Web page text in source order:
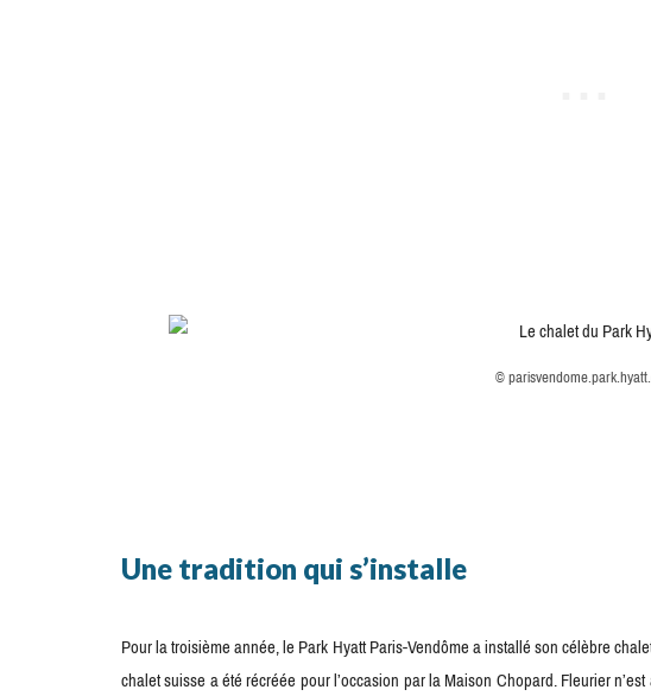
©
Une tradition qui s’installe
Pour la troisième année, le Park Hyatt Paris-Vendôme a installé son célèbre
chalet suisse a été récréée pour l’occasion par la Maison Chopard. Fleurier